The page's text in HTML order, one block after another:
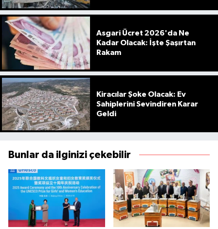
Asgari Ücret 2026'da Ne
Kadar Olacak: İşte Şaşırtan
Rakam
Kiracılar Şoke Olacak: Ev
Sahiplerini Sevindiren Karar
Geldi
Bunlar da ilginizi çekebilir